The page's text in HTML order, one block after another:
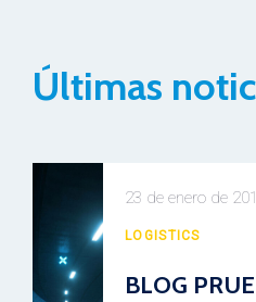
Últimas
23 de enero de
LOGISTICS
BLOG